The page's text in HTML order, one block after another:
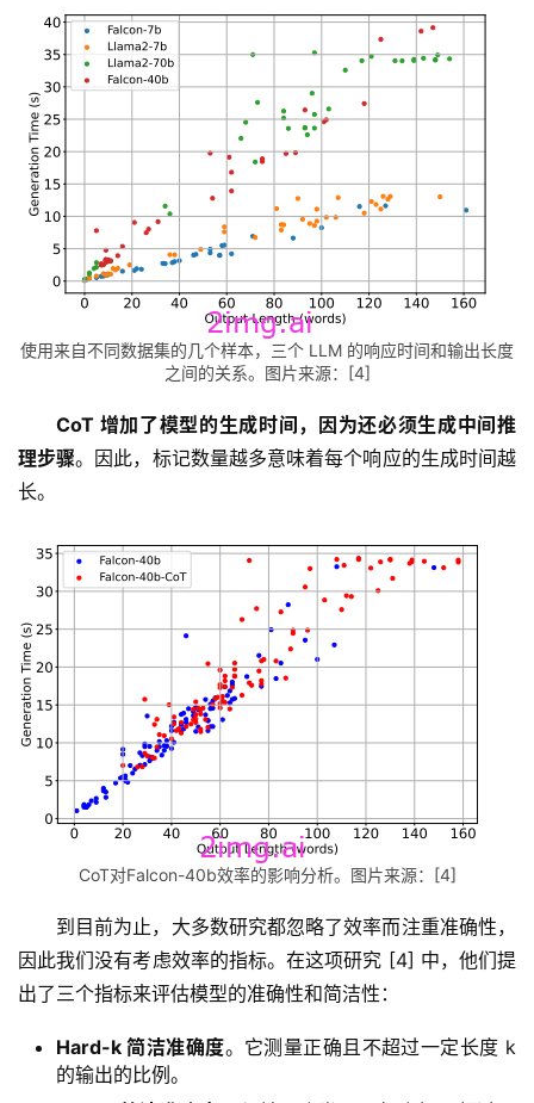
使用来自不同数据集的几个样本，三个 LLM 的响应时间和输出长度
之间的关系。图片来源：[4]
CoT 增加了模型的生成时间，因为还必须生成中间推
理步骤。因此，标记数量越多意味着每个响应的生成时间越
长。
CoT对Falcon-40b效率的影响分析。图片来源：[4]
到目前为止，大多数研究都忽略了效率而注重准确性，
因此我们没有考虑效率的指标。在这项研究 [4] 中，他们提
出了三个指标来评估模型的准确性和简洁性：
Hard-k 简洁准确度。它测量正确且不超过一定长度 k
的输出的比例。